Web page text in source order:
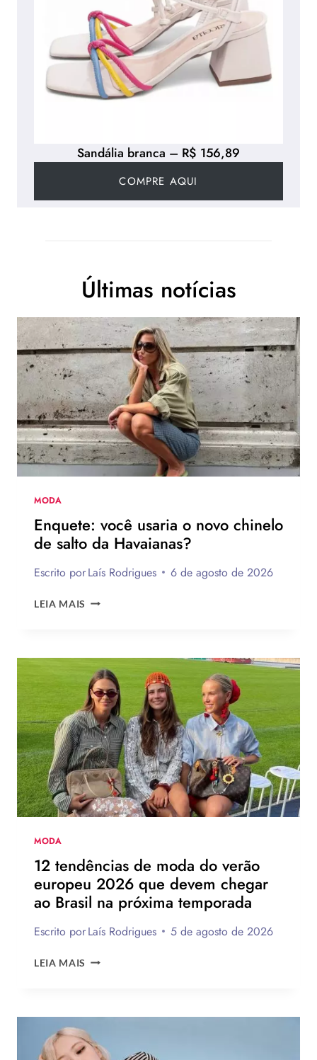
Sandália branca – R$ 156,89
COMPRE AQUI
Últimas notícias
MODA
Enquete: você usaria o novo chinelo
de salto da Havaianas?
Escrito porLaís Rodrigues 6 de agosto de 2026
LEIA MAIS ENQUETE:
NOVO
CHINELO
DE
SALTO
DA
HAVAIANAS?
MODA
12 tendências de moda do verão
europeu 2026 que devem chegar
ao Brasil na próxima temporada
Escrito porLaís Rodrigues 5 de agosto de 2026
LEIA MAIS
DO
VERÃO
EUROPEU